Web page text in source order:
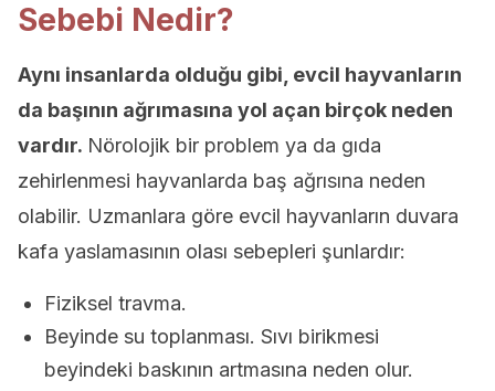
Sebebi Nedir?
Aynı insanlarda olduğu gibi, evcil hayvanların
da başının ağrımasına yol açan birçok neden
vardır. Nörolojik bir problem ya da gıda
zehirlenmesi hayvanlarda baş ağrısına neden
olabilir. Uzmanlara göre evcil hayvanların duvara
kafa yaslamasının olası sebepleri şunlardır:
Fiziksel travma.
Beyinde su toplanması. Sıvı birikmesi
beyindeki baskının artmasına neden olur.